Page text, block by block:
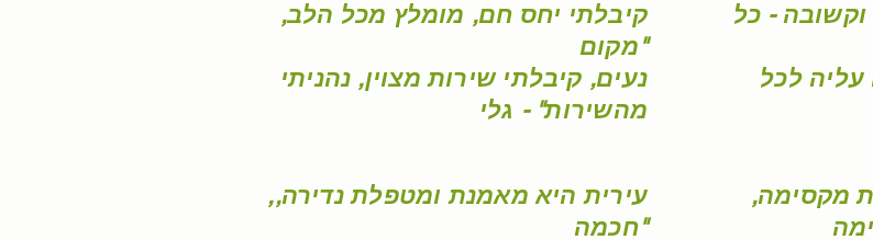
קיבלתי יחס חם, מומלץ מכל הלב,
מקום"
נעים, קיבלתי שירות מצוין, נהניתי
מהשירות" - גלי
,עירית היא מאמנת ומטפלת נדירה,
חכמה"
וקשובה - כל
עליה לכל